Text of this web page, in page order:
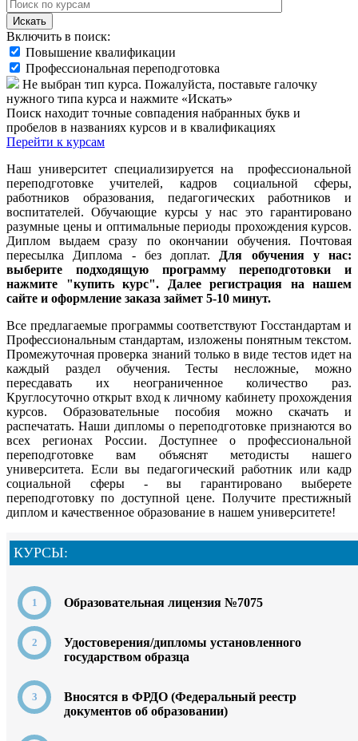
Искать
Включить в поиск:
Повышение квалификации
Профессиональная переподготовка
Не выбран тип курса. Пожалуйста, поставьте галочку
нужного типа курса и нажмите «Искать»
Поиск находит точные совпадения набранных букв и
пробелов в названиях курсов и в квалификациях
Перейти к курсам
Наш университет специализируется на профессиональной
переподготовке учителей, кадров социальной сферы,
работников образования, педагогических работников и
воспитателей. Обучающие курсы у нас это гарантировано
разумные цены и оптимальные периоды прохождения курсов.
Диплом выдаем сразу по окончании обучения. Почтовая
пересылка Диплома - без доплат.
Для обучения у нас:
выберите подходящую программу переподготовки и
нажмите "купить курс". Далее регистрация на нашем
сайте и оформление заказа займет 5-10 минут.
Все предлагаемые программы соответствуют Госстандартам и
Профессиональным стандартам, изложены понятным текстом.
Промежуточная проверка знаний только в виде тестов идет на
каждый раздел обучения. Тесты несложные, можно
пересдавать их неограниченное количество раз.
Круглосуточно открыт вход к личному кабинету прохождения
курсов. Образовательные пособия можно скачать и
распечатать. Наши дипломы о переподготовке признаются во
всех регионах России. Доступнее о профессиональной
переподготовке вам объяснят методисты нашего
университета. Если вы педагогический работник или кадр
социальной сферы - вы гарантировано выберете
переподготовку по доступной цене. Получите престижный
диплом и качественное образование в нашем университете!
КУРСЫ:
Образовательная лицензия №7075
Удостоверения/дипломы установленного
государством образца
Вносятся в ФРДО (Федеральный реестр
документов об образовании)